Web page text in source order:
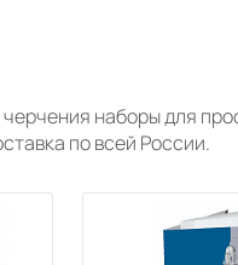
наборы для
по всей России.